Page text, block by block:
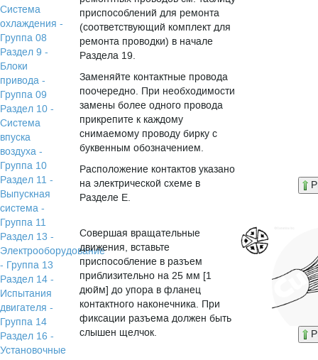
Система
охлаждения -
Группа 08
Раздел 9 -
Блоки
привода -
Группа 09
Раздел 10 -
Система
впуска
воздуха -
Группа 10
Раздел 11 -
Выпускная
система -
Группа 11
Раздел 13 -
Электрооборудование
- Группа 13
Раздел 14 -
Испытания
двигателя -
Группа 14
Раздел 16 -
Установочные
приспособлений для ремонта
(соответствующий комплект для
ремонта проводки) в начале
Раздела 19.
Заменяйте контактные провода
поочередно. При необходимости
замены более одного провода
прикрепите к каждому
снимаемому проводу бирку с
буквенным обозначением.
Расположение контактов указано
на электрической схеме в
Разделе E.
Совершая вращательные
движения, вставьте
приспособление в разъем
приблизительно на 25 мм [1
дюйм] до упора в фланец
контактного наконечника. При
фиксации разъема должен быть
слышен щелчок.